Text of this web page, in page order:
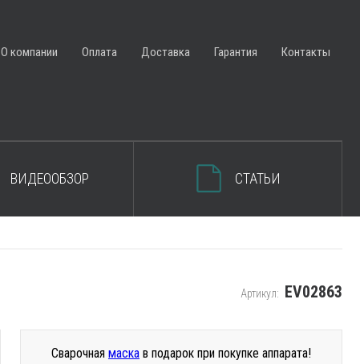
О компании Оплата Доставка Гарантия Контакты
ВИДЕООБЗОР СТАТЬИ
Артикул: EV02863
Сварочная маска в подарок при покупке аппарата!
ЗАКРЫТЬ КОРЗИНУ